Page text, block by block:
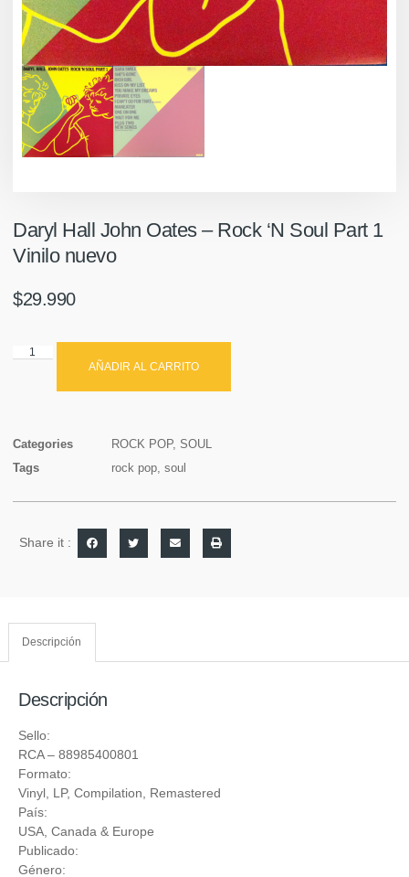
Daryl Hall John Oates ‎– Rock ‘N Soul Part 1
Vinilo nuevo
$29.990
AÑADIR AL CARRITO
Categories ROCK POP, SOUL
Tags
rock pop, soul
Share it :
Descripción
Descripción
Sello:
RCA‎– 88985400801
Formato:
Vinyl , LP, Compilation, Remastered
País:
USA, Canada & Europe
Publicado:
Género: